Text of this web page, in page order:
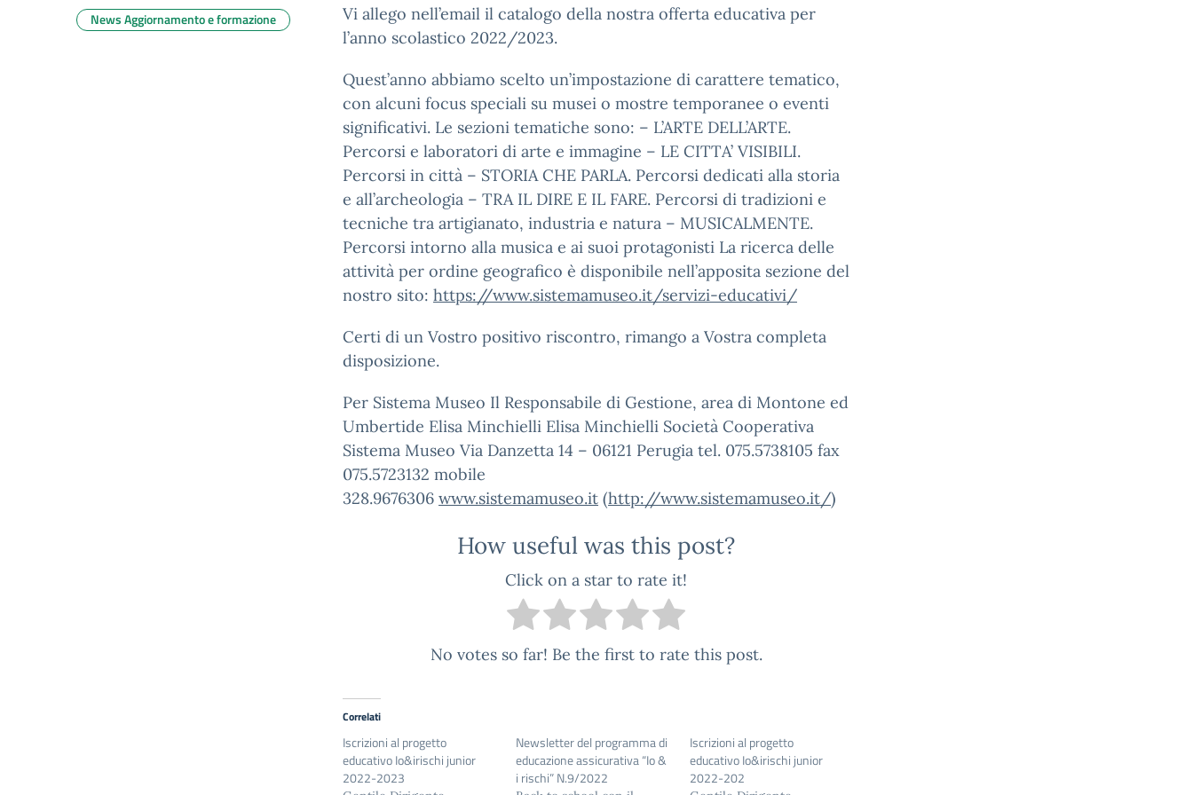
Vi allego nell’email il catalogo della nostra offerta educativa per
l’anno scolastico 2022/2023.
Quest’anno abbiamo scelto un’impostazione di carattere tematico,
con alcuni focus speciali su musei o mostre temporanee o eventi
significativi. Le sezioni tematiche sono: – L’ARTE DELL’ARTE.
Percorsi e laboratori di arte e immagine – LE CITTA’ VISIBILI.
Percorsi in città – STORIA CHE PARLA. Percorsi dedicati alla storia
e all’archeologia – TRA IL DIRE E IL FARE. Percorsi di tradizioni e
tecniche tra artigianato, industria e natura – MUSICALMENTE.
Percorsi intorno alla musica e ai suoi protagonisti La ricerca delle
attività per ordine geografico è disponibile nell’apposita sezione del
nostro sito: https://www.sistemamuseo.it/servizi-educativi/
Certi di un Vostro positivo riscontro, rimango a Vostra completa
disposizione.
Per Sistema Museo Il Responsabile di Gestione, area di Montone ed
Umbertide Elisa Minchielli Elisa Minchielli Società Cooperativa
Sistema Museo Via Danzetta 14 – 06121 Perugia tel. 075.5738105 fax
075.5723132 mobile
328.9676306 www.sistemamuseo.it (http://www.sistemamuseo.it/)
How useful was this post?
Click on a star to rate it!
No votes so far! Be the first to rate this post.
Correlati
Iscrizioni al progetto
educativo Io&irischi junior
2022-2023
Newsletter del programma di
educazione assicurativa “Io &
i rischi” N.9/2022
Iscrizioni al progetto
educativo Io&irischi junior
2022-202
News Aggiornamento e formazione